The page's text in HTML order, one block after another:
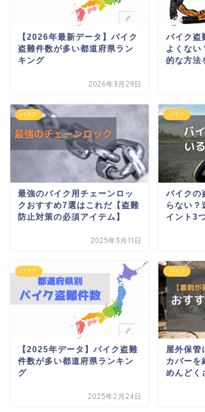
【2026年最新データ】バイク
盗難件数が多い都道府県ラン
キング
2026年3月29日
バイク盗
よくない
的な方法
バイク
最強のバイク用チェーンロッ
クおすすめ7選はこれだ【盗難
防止対策の必須アイテム】
2025年3月11日
バイク
バイクの
らない？
イント3
バイク
【2025年データ】バイク盗難
件数が多い都道府県ランキン
グ
2025年2月24日
バイク
屋外保管
カバーを
めんどく